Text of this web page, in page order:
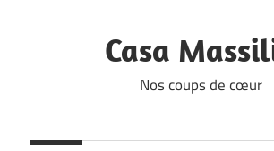
Casa
Nos coups de cœur